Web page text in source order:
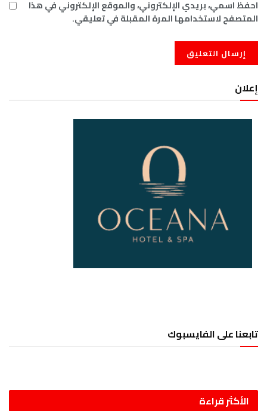
احفظ اسمي، بريدي الإلكتروني، والموقع الإلكتروني في هذا
المتصفح لاستخدامها المرة المقبلة في تعليقي.
إعلان
تابعنا على الفايسبوك
الأكثر قراءة